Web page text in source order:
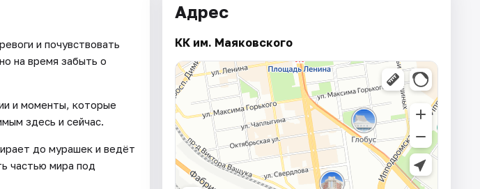
и почувствовать
на время забыть о
и моменты, которые
здесь и сейчас.
до мурашек и ведёт
частью мира под
Адрес
КК им. Маяковского